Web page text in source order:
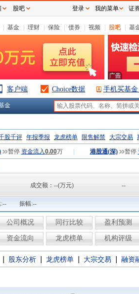
基金 理财 保险 债券 视频 股吧 基
客户端 Choice数据 手机买基
金
股千评 年报季报 龙虎榜单 限售解禁 大宗交易
暂停 资金流入0.00万 港股通(深) 暂停
成交额： --(万元) --
-- 振幅:--
公司概况 同行比较 盈利预测
资金流向 龙虎榜单 机构评级
股东分析 龙虎榜单 大宗交易 融资
股吧 登录 我的菜单 证